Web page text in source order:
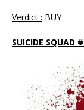
Verdict : BUY
SUICIDE SQUAD